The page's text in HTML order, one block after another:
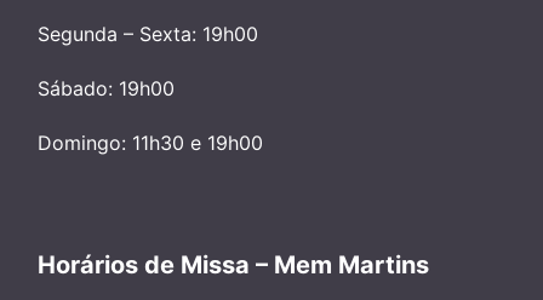
Segunda – Sexta: 19h00
Sábado: 19h00
Domingo: 11h30 e 19h00
Horários de Missa – Mem Martins